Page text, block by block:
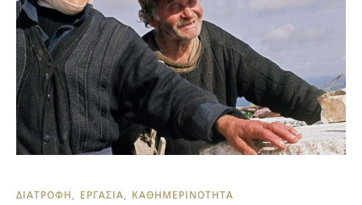
ΔΙΑΤΡΟΦΗ ΕΡΓΑΣΙΑ ΚΑΘΗΜΕΡΙΝΟΤΗΤΑ